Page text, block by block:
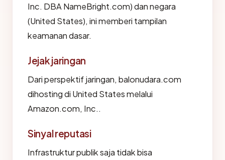
Inc. DBA NameBright.com) dan negara
(United States), ini memberi tampilan
keamanan dasar.
Jejak jaringan
Dari perspektif jaringan, balonudara.com
dihosting di United States melalui
Amazon.com, Inc..
Sinyal reputasi
Infrastruktur publik saja tidak bisa